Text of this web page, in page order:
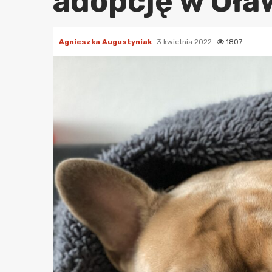
Agnieszka Augustyniak 3 kwietnia 2022 1807